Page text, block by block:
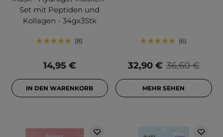
Set mit Peptiden und
Kollagen - 34gx3Stk
8
14,95 €
IN DEN WARENKORB
6
36,60 €
32,90 €
MEHR SEHEN